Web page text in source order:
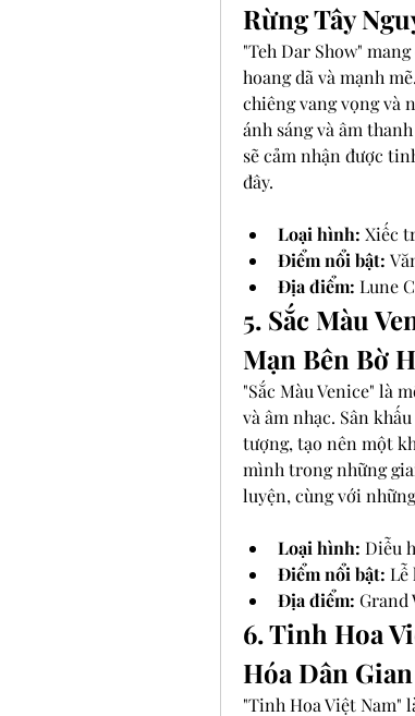
Rừng Tây
"Teh Dar Show"
hoang dã và mạnh
chiêng vang vọng và
ánh sáng và âm
sẽ cảm nhận được
đây.
Loại hình: Xiếc
Điểm nổi bật:
Địa điểm: Lune
5. Sắc Màu
Mạn Bên Bờ
"Sắc Màu Venice" là
và âm nhạc. Sân
tượng, tạo nên một
mình trong những
luyện, cùng với
Loại hình: Diễu
Điểm nổi bật: Lễ
Địa điểm: Grand
6. Tinh Hoa
Hóa Dân Gian
"Tinh Hoa Việt Nam"